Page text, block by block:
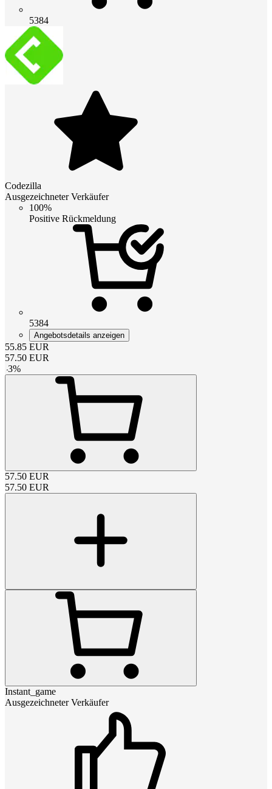
5384
Codezilla
Ausgezeichneter Verkäufer
100%
Positive Rückmeldung
5384
Angebotsdetails anzeigen
55.85 EUR
57.50 EUR
-3%
57.50 EUR
57.50 EUR
Instant_game
Ausgezeichneter Verkäufer